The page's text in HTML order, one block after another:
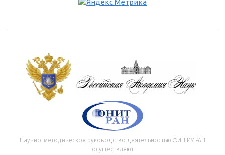
Научно-методическое руководство деятельностью ФИЦ ИУ РАН
осуществляют